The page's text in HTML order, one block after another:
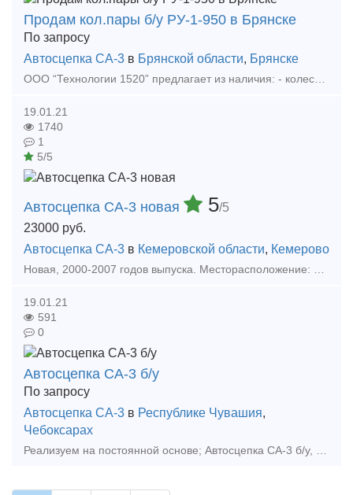
Продам кол.пары б/у РУ-1-950 в Брянске
По запросу
Автосцепка СА-3 в Брянской области, Брянске
ООО “Технологии 1520” предлагает из наличия: - колесные пары на грузовой буксе с толщиной обода 30-75мм (освид. и неосвид.) - колесные пары на пассажирской буксе для рефвагонов с толщино
19.01.21
1740
1
5/5
Автосцепка СА-3 новая 5/5
23000 руб.
Автосцепка СА-3 в Кемеровской области, Кемерово
19.01.21
591
0
Автосцепка СА-3 б/у
По запросу
Автосцепка СА-3 в Республике Чувашия,
Чебоксарах